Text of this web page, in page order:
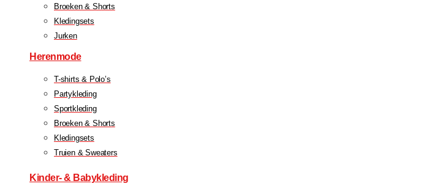
Broeken & Shorts
Kledingsets
Jurken
Herenmode
T-shirts & Polo’s
Partykleding
Sportkleding
Broeken & Shorts
Kledingsets
Truien & Sweaters
Kinder- & Babykleding